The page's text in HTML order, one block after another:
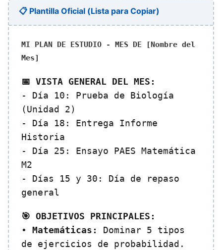
📋 Plantilla Oficial (Lista para Copiar)
MI PLAN DE ESTUDIO - MES DE [Nombre del
Mes]
📅 VISTA GENERAL DEL MES:
- Día 10: Prueba de Biología
(Unidad 2)
- Día 18: Entrega Informe
Historia
- Día 25: Ensayo PAES Matemática
M2
- Días 15 y 30: Día de repaso
general
🎯 OBJETIVOS PRINCIPALES:
• Matemáticas:
Dominar 5 tipos
de ejercicios de probabilidad.